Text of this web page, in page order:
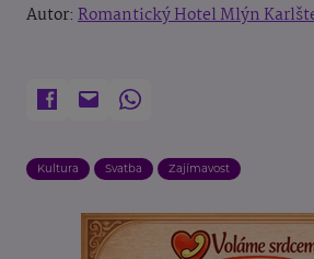
Autor: Romantický Hotel Mlýn
Kultura Svatba Zajímavost